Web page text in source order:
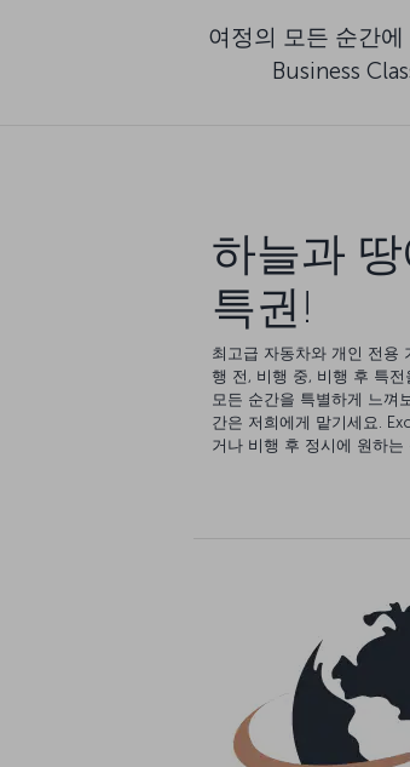
여정의 모든 순간
Business
하늘과
특권!
최고급 자동차와 개인 전용
행 전, 비행 중, 비행 후 특
모든 순간을 특별하게 느껴
간은 저희에게 맡기세요.
거나 비행 후 정시에 원하